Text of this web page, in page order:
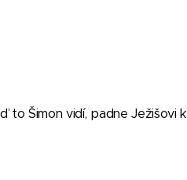
to Šimon vidí, padne Ježišovi k